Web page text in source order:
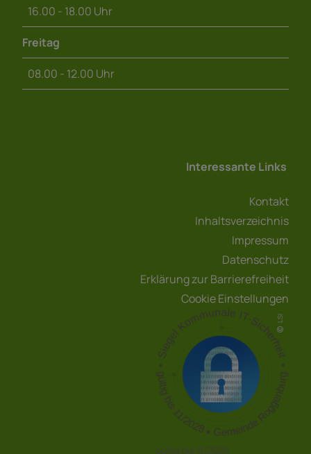
16.00 - 18.00 Uhr
Freitag
08.00 - 12.00 Uhr
Interessante Links
Kontakt
Inhaltsverzeichnis
Impressum
Datenschutz
Erklärung zur Barrierefreiheit
Cookie Einstellungen
LSI
gültig bis 11/2028